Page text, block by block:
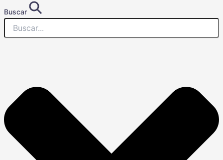
Buscar